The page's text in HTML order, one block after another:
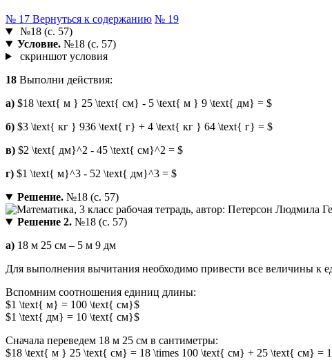
№ 17 Вернуться к содержанию № 19
№18 (с. 57)
Условие.№18 (с. 57)
скриншот условия
18 Выполни действия:
а) $18 \text{ м } 25 \text{ см} - 5 \text{ м } 9 \text{ дм} = $
б) $3 \text{ кг } 936 \text{ г} + 4 \text{ кг } 64 \text{ г} = $
в) $2 \text{ дм}^2 - 45 \text{ см}^2 = $
г) $1 \text{ м}^3 - 52 \text{ дм}^3 = $
Решение.№18 (с. 57)
Решение 2.№18 (с. 57)
а) 18 м 25 см – 5 м 9 дм
Для выполнения вычитания необходимо привести все величины к
Вспомним соотношения единиц длины:
$1 \text{ м} = 100 \text{ см}$
$1 \text{ дм} = 10 \text{ см}$
Сначала переведем 18 м 25 см в сантиметры:
$18 \text{ м } 25 \text{ см} = 18 \times 100 \text{ см} + 25 \text{ см} =